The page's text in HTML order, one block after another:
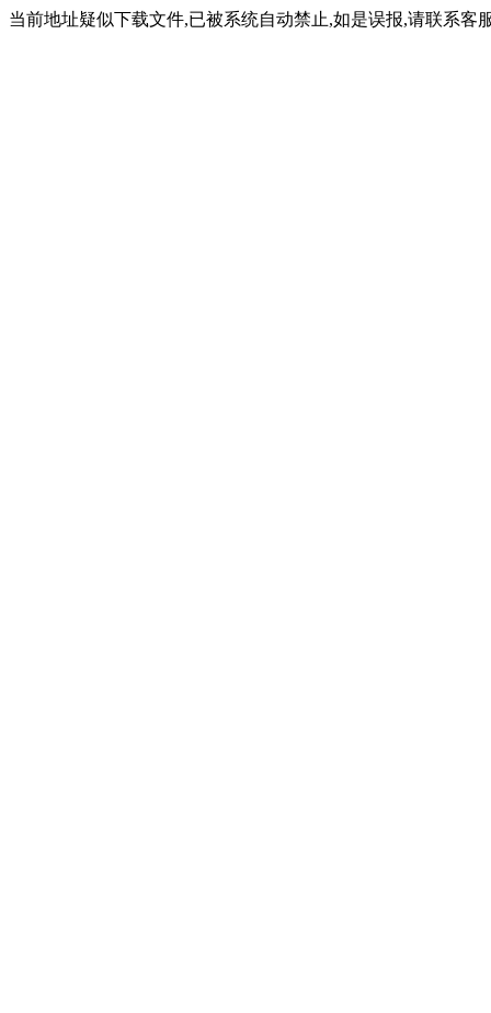
当前地址疑似下载文件,已被系统自动禁止,如是误报,请联系客